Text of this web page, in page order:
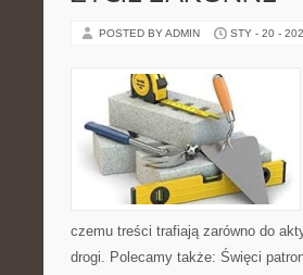
POSTED BY ADMIN STY - 20 -
czemu treści trafiają zarówno do
drogi. Polecamy także: Święci